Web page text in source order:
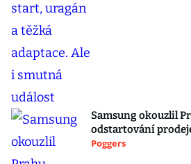
Samsung okouzlil
odstartování
Poggers